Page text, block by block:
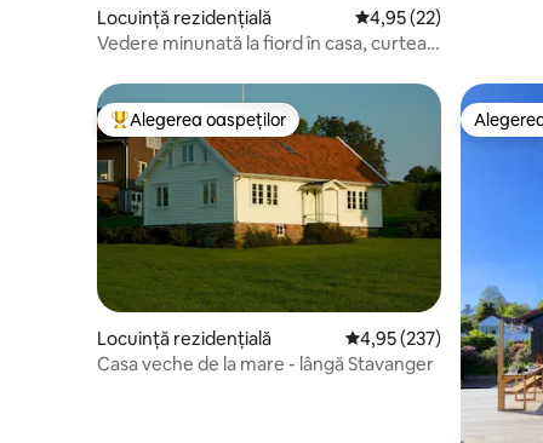
Locuință rezidențială Scor mediu de 4,95 din
4,95 (22)
Vedere minunată la fiord în casa, curtea
Locuință din topul categoriei Alegerea oaspeților
Alegerea oaspeților
Locuință rezidențială Scor mediu de 4,95 din
4,95 (237)
Casa veche de la mare - lângă Stavanger